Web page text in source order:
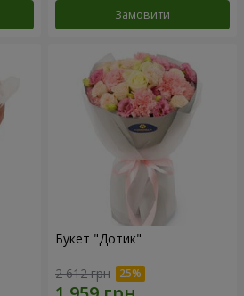
Замовити
Букет "Дотик"
2 612 грн